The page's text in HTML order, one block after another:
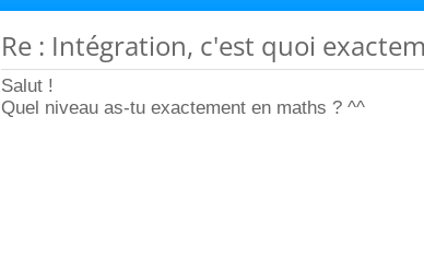
Re : Intégration, c'est quoi
Salut !
Quel niveau as-tu exactement en maths ? ^^